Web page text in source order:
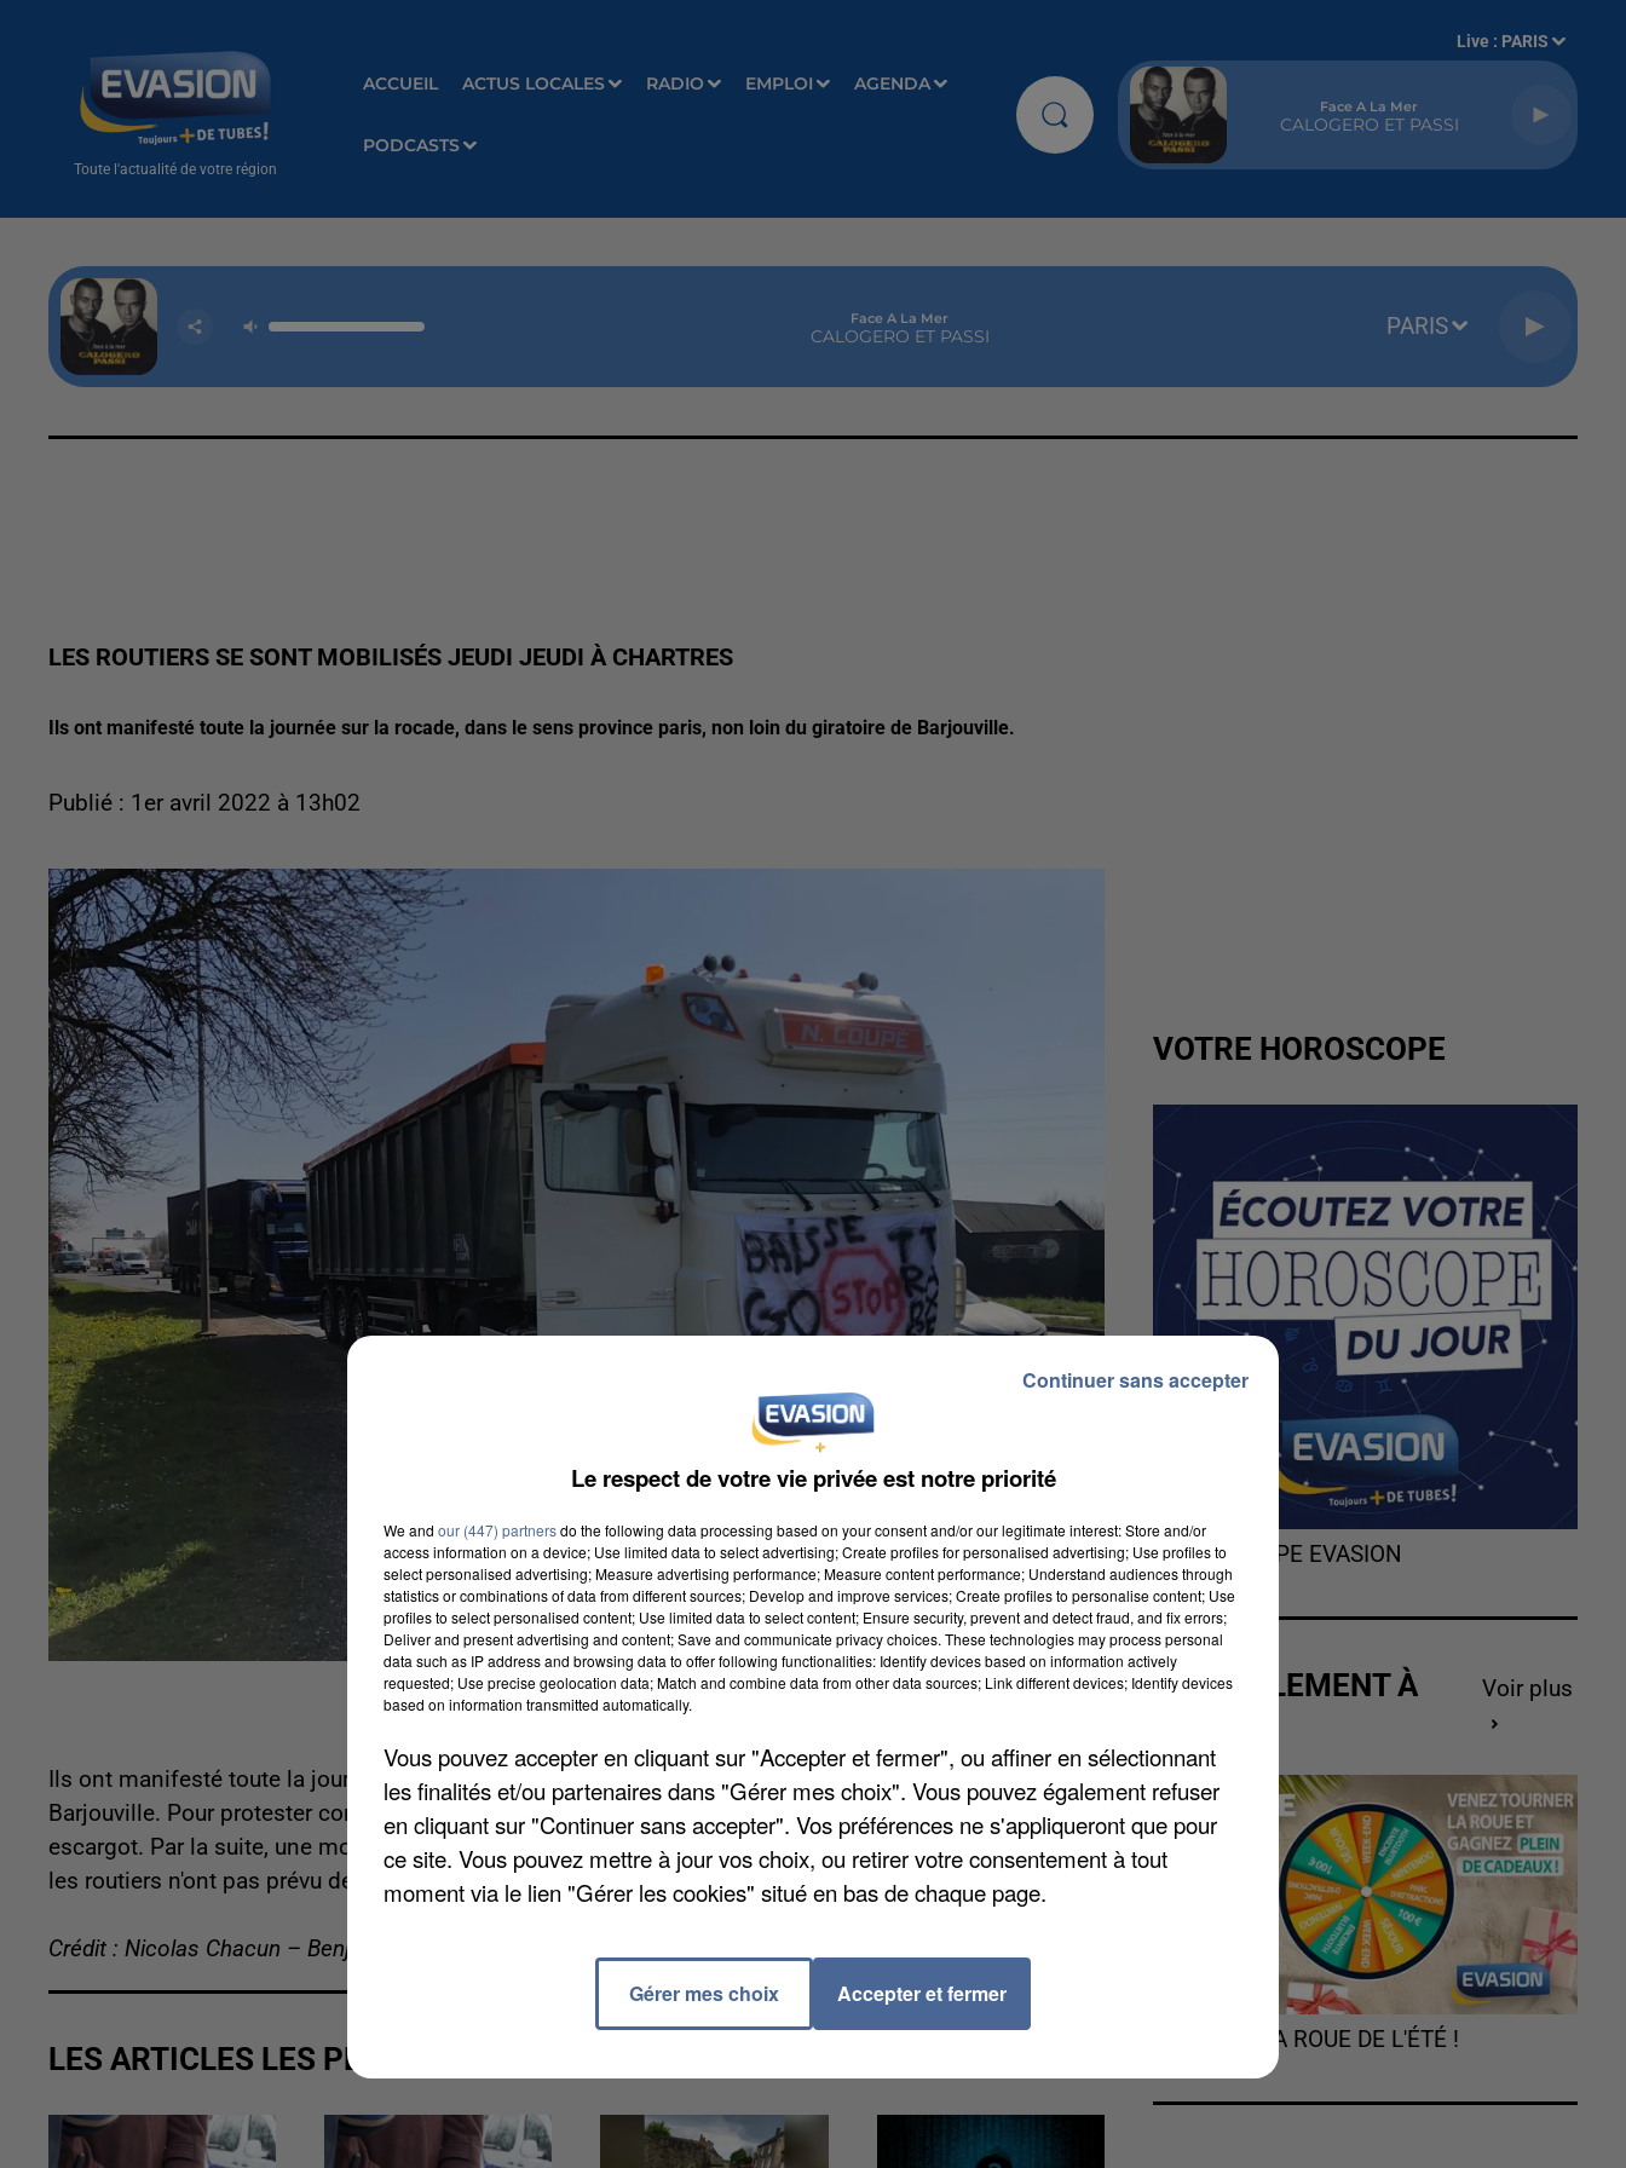
Toute l'actualité de votre région
ACCUEIL ACTUS LOCALES RADIO EMPLOI AGENDA
PODCASTS
Live : PARIS
Face A La Mer
CALOGERO ET PASSI
Face A La Mer
CALOGERO ET PASSI PARIS
LES ROUTIERS SE SONT MOBILISÉS JEUDI JEUDI À CHARTRES
Ils ont manifesté toute la journée sur la rocade, dans le sens province paris, non loin du giratoire de Barjouville.
Publié : 1er avril 2022 à 13h02
Ils ont manifesté toute la journée sur la rocade, dans le sens province paris, non loin du giratoire de
Barjouville. Pour protester contre la flambée du prix des carburants, ils ont mené une opération
escargot. Par la suite, une moitié de la chaussé a été bloqué sur plus de 200 mètres. Pour le moment,
les routiers n'ont pas prévu de renouveler cette opération d'ici la fin de semaine.
Crédit : Nicolas Chacun – Benjamin Swiniarski
LES ARTICLES LES PLUS VUS
VOTRE HOROSCOPE
L'HOROSCOPE EVASION
ACTUELLEMENT À
Voir plus
TOURNEZ LA ROUE DE L'ÉTÉ !
Le respect de votre vie privée est notre priorité
We and our (447) partnersdo the following data processing based on your consent and/or our legitimate interest: Store and/or
access information on a device; Use limited data to select advertising; Create profiles for personalised advertising; Use profiles to
select personalised advertising; Measure advertising performance; Measure content performance; Understand audiences through
statistics or combinations of data from different sources; Develop and improve services; Create profiles to personalise content; Use
profiles to select personalised content; Use limited data to select content; Ensure security, prevent and detect fraud, and fix errors;
Deliver and present advertising and content; Save and communicate privacy choices. These technologies may process personal
data such as IP address and browsing data to offer following functionalities: Identify devices based on information actively
requested; Use precise geolocation data; Match and combine data from other data sources; Link different devices; Identify devices
based on information transmitted automatically.
Vous pouvez accepter en cliquant sur "Accepter et fermer", ou affiner en sélectionnant
les finalités et/ou partenaires dans "Gérer mes choix". Vous pouvez également refuser
en cliquant sur "Continuer sans accepter". Vos préférences ne s'appliqueront que pour
ce site. Vous pouvez mettre à jour vos choix, ou retirer votre consentement à tout
moment via le lien "Gérer les cookies" situé en bas de chaque page.
Gérer mes choix Accepter et fermer
Continuer sans accepter